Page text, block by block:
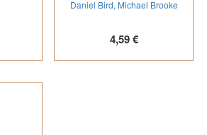
Daniel Bird, Michael Brooke
4,59 €